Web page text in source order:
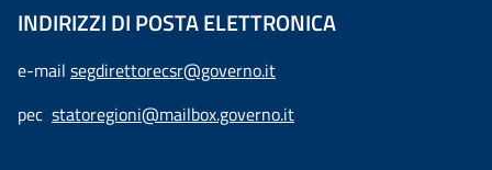
INDIRIZZI DI POSTA ELETTRONICA
e-mail segdirettorecsr@governo.it
pec statoregioni@mailbox.governo.it